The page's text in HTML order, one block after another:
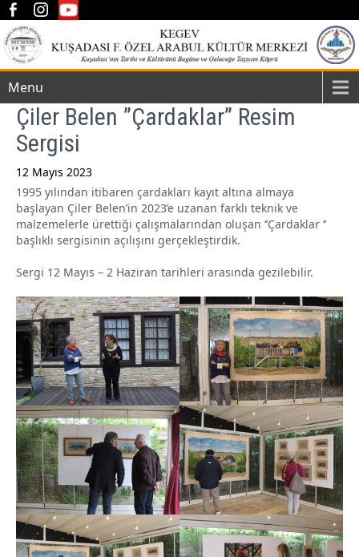
Menu
Çiler Belen ”Çardaklar” Resim
Sergisi
12 Mayıs 2023
1995 yılından itibaren çardakları kayıt altına almaya
başlayan Çiler Belen’in 2023’e uzanan farklı teknik ve
malzemelerle ürettiği çalışmalarından oluşan ‘’Çardaklar ‘’
başlıklı sergisinin açılışını gerçekleştirdik.
Sergi 12 Mayıs – 2 Haziran tarihleri arasında gezilebilir.
Post
navigation